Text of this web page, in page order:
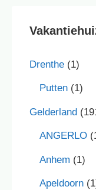
Drenthe (1)
Putten (1)
Gelderland
ANGERLO
Anhem (1)
Apeldoorn